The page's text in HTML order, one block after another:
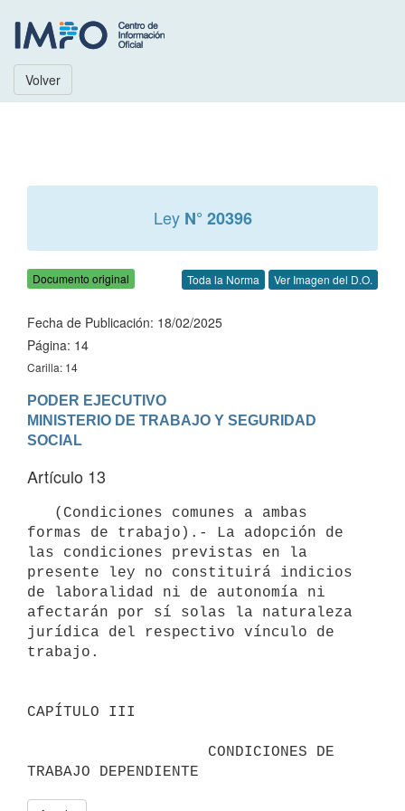
Volver
Ley N° 20396
Documento original Toda la Norma Ver Imagen del D.O.
Fecha de Publicación: 18/02/2025
Página: 14
Carilla: 14
PODER EJECUTIVO
MINISTERIO DE TRABAJO Y SEGURIDAD
Artículo 13
formas de trabajo).- La adopción de
las condiciones previstas en la
presente ley no constituirá indicios
de laboralidad ni de autonomía ni
afectarán por sí solas la naturaleza
jurídica del respectivo vínculo de
trabajo.
CAPÍTULO III